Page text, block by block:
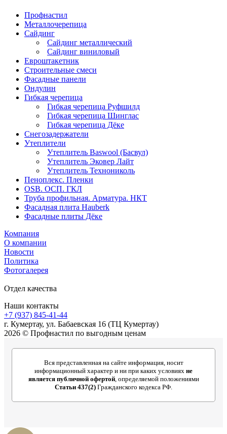
Профнастил
Металлочерепица
Сайдинг
Сайдинг металлический
Сайдинг виниловый
Евроштакетник
Строительные смеси
Фасадные панели
Ондулин
Гибкая черепица
Гибкая черепица Руфшилд
Гибкая черепица Шинглас
Гибкая черепица Дёке
Снегозадержатели
Утеплители
Утеплитель Baswool (Басвул)
Утеплитель Эковер Лайт
Утеплитель Технониколь
Пеноплекс. Пленки
OSB. ОСП. ГКЛ
Труба профильная. Арматура. НКТ
Фасадная плита Hauberk
Фасадные плиты Дёке
Компания
О компании
Новости
Политика
Фотогалерея
Отдел качества
Наши контакты
+7 (937) 845-41-44
г. Кумертау, ул. Бабаевская 16 (ТЦ Кумертау)
2026 © Профнастил по выгодным ценам
Вся представленная на сайте информация, носит
информационный характер и ни при каких условиях не
является публичной офертой, определяемой положениями
Статьи 437(2) Гражданского кодекса РФ.